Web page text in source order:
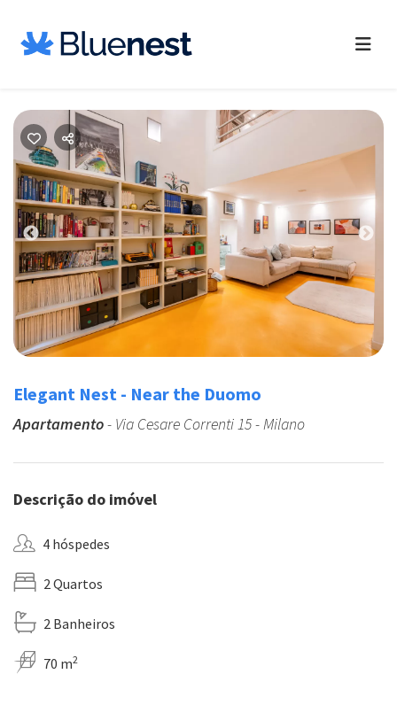
Previous
Elegant Nest - Near the Duomo
Apartamento- Via Cesare Correnti 15 - Milano
Descrição do imóvel
4 hóspedes
2 Quartos
2 Banheiros
70 m2